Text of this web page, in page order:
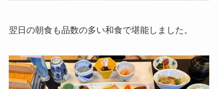
翌日の朝食も品数の多い和食で堪能しました。